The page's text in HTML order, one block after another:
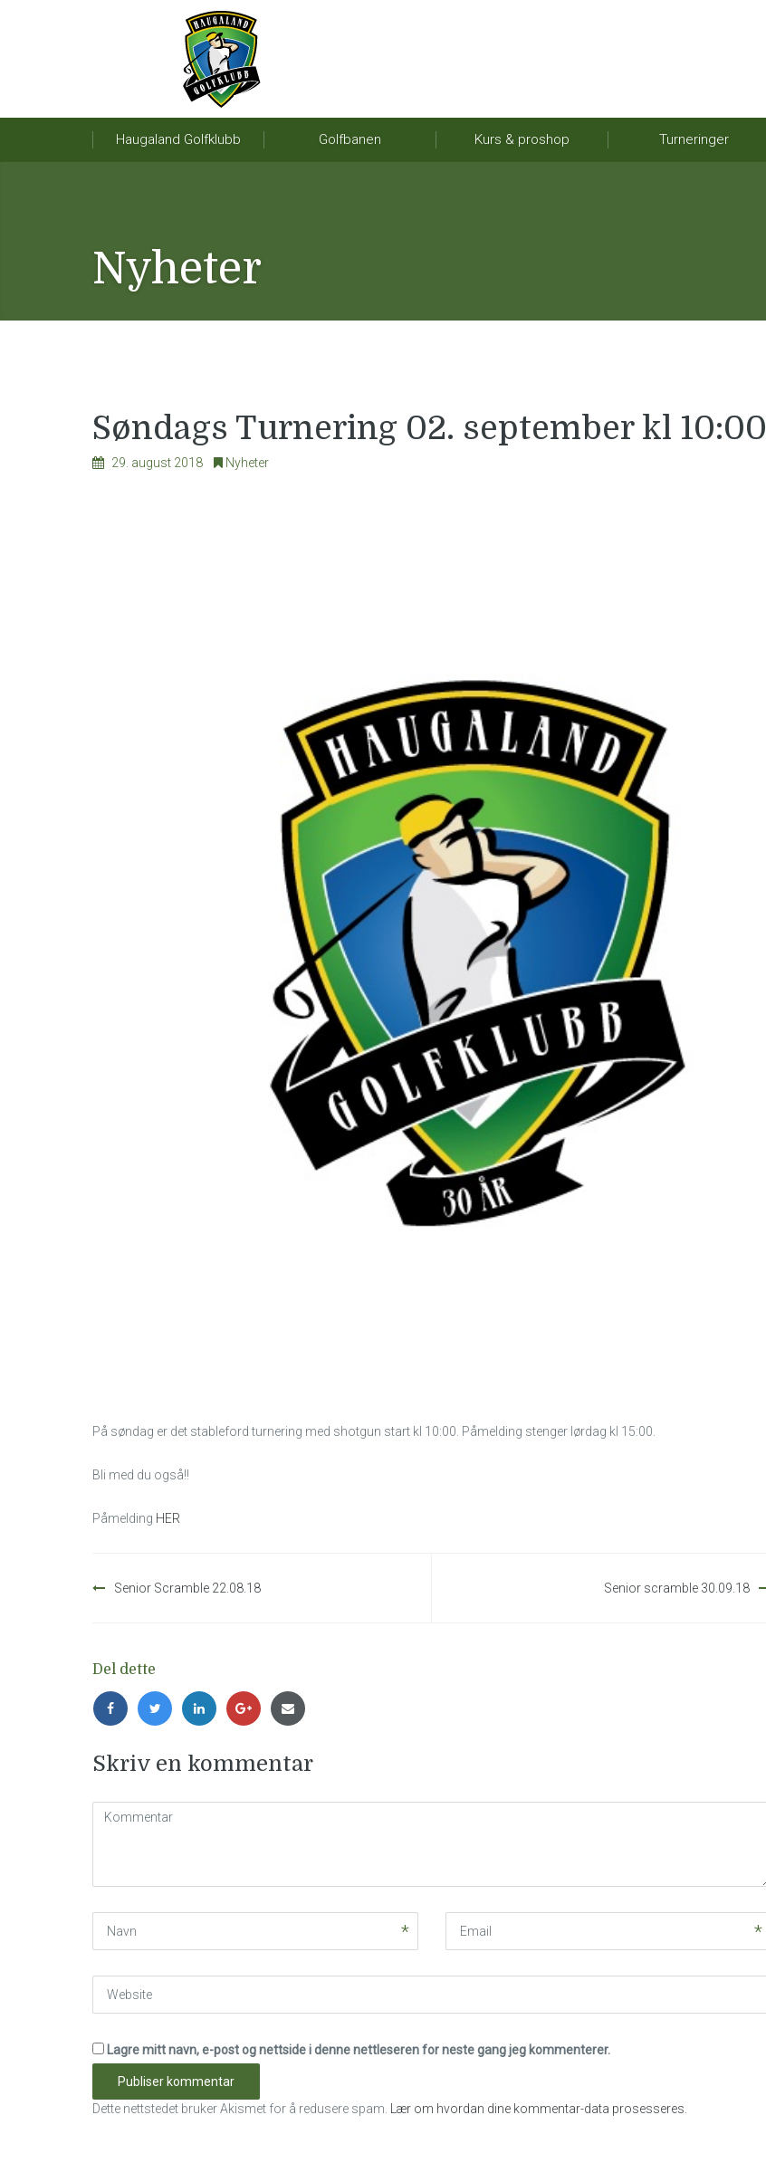
Haugaland Golfklubb Golfbanen Kurs & proshop Turneringer
Nyheter
Søndags Turnering 02. september kl 10:00
29. august 2018 Nyheter
På søndag er det stableford turnering med shotgun start kl 10:00. Påmelding stenger lørdag kl 15:00.
Bli med du også!!
Påmelding HER
Senior Scramble 22.08.18 Senior scramble 30.09.18
Del dette
Skriv en kommentar
Kommentar
Lagre mitt navn, e-post og nettside i denne nettleseren for neste gang jeg kommenterer.
Dette nettstedet bruker Akismet for å redusere spam. Lær om hvordan dine kommentar-data prosesseres